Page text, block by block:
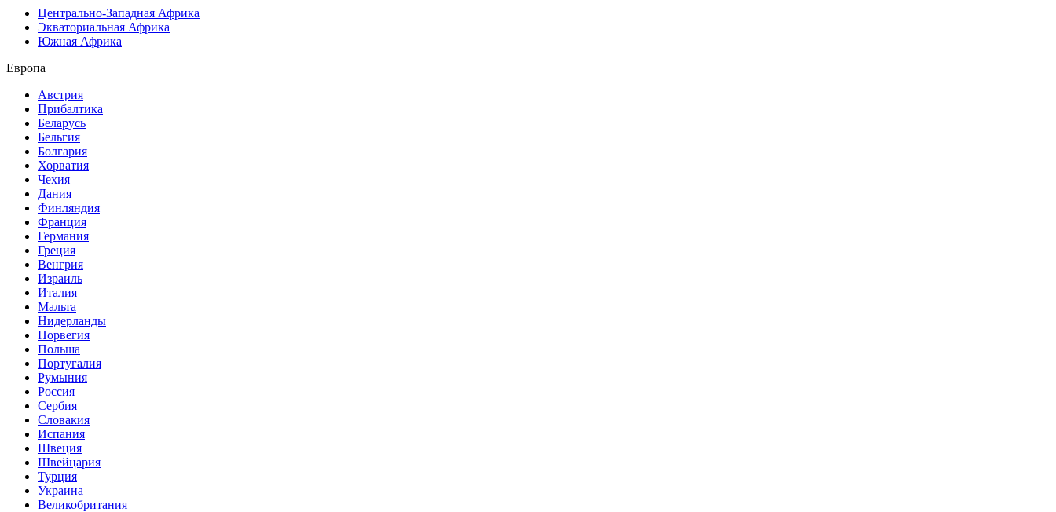
Центрально-Западная Африка
Экваториальная Африка
Южная Африка
Европа
Австрия
Прибалтика
Беларусь
Бельгия
Болгария
Хорватия
Чехия
Дания
Финляндия
Франция
Германия
Греция
Венгрия
Израиль
Италия
Мальта
Нидерланды
Норвегия
Польша
Португалия
Румыния
Россия
Сербия
Словакия
Испания
Швеция
Швейцария
Турция
Украина
Великобритания